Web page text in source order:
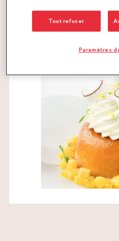
TÉLÉCHARGER LA
Tout refuser
Paramètres